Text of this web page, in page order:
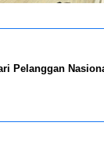
Pelanggan